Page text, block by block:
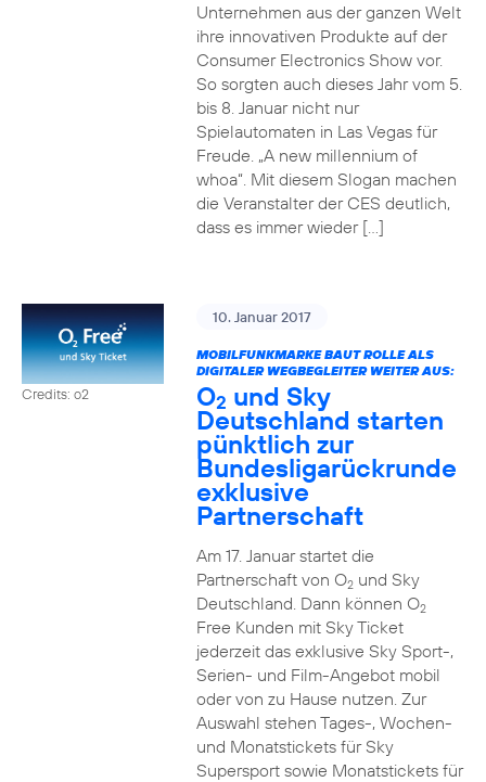
Unternehmen aus der ganzen Welt
ihre innovativen Produkte auf der
Consumer Electronics Show vor.
So sorgten auch dieses Jahr vom 5.
bis 8. Januar nicht nur
Spielautomaten in Las Vegas für
Freude. „A new millennium of
whoa“. Mit diesem Slogan machen
die Veranstalter der CES deutlich,
dass es immer wieder […]
Credits: o2
10. Januar 2017
MOBILFUNKMARKE BAUT ROLLE ALS
DIGITALER WEGBEGLEITER WEITER AUS:
O2 und Sky
Deutschland starten
pünktlich zur
Bundesligarückrunde
exklusive
Partnerschaft
Am 17. Januar startet die
Partnerschaft von O2und Sky
Deutschland. Dann können O2
Free Kunden mit Sky Ticket
jederzeit das exklusive Sky Sport-,
Serien- und Film-Angebot mobil
oder von zu Hause nutzen. Zur
Auswahl stehen Tages-, Wochen-
und Monatstickets für Sky
Supersport sowie Monatstickets für